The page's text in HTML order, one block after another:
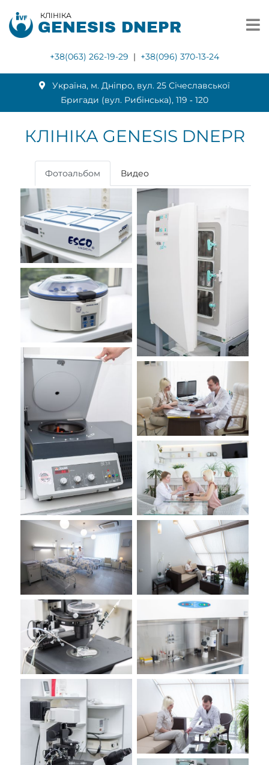
КЛІНІКА
GENESIS DNEPR
+38(063) 262-19-29 | +38(096) 370-13-24
Українa, м. Дніпро, вул. 25 Січеславської
Бригади (вул. Рибінська), 119 ‑ 120
КЛІНІКА GENESIS DNEPR
Фотоальбом Видео